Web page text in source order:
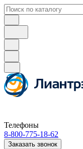
Телефоны
8-800-775-18-62
Заказать звонок